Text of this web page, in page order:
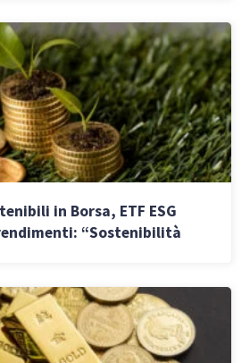
in Borsa, ETF ESG
“Sostenibilità